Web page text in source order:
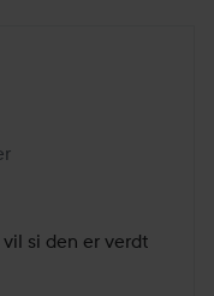
år
si den er verdt